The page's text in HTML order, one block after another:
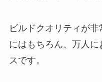
ビルドクオリティが
にはもちろん、万人
スです。